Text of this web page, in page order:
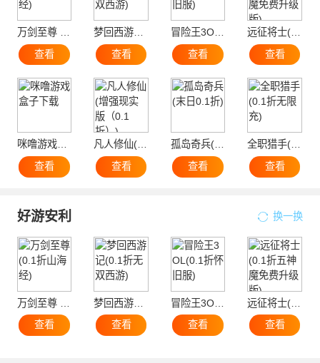
查看
查看
冒险王3OL(0.1折怀旧服)
查看
查看
咪噜游戏盒子下载
查看
查看
孤岛奇兵(末日0.1折)
查看
查看
好游安利 换一换
查看
查看
冒险王3OL(0.1折怀旧服)
查看
查看